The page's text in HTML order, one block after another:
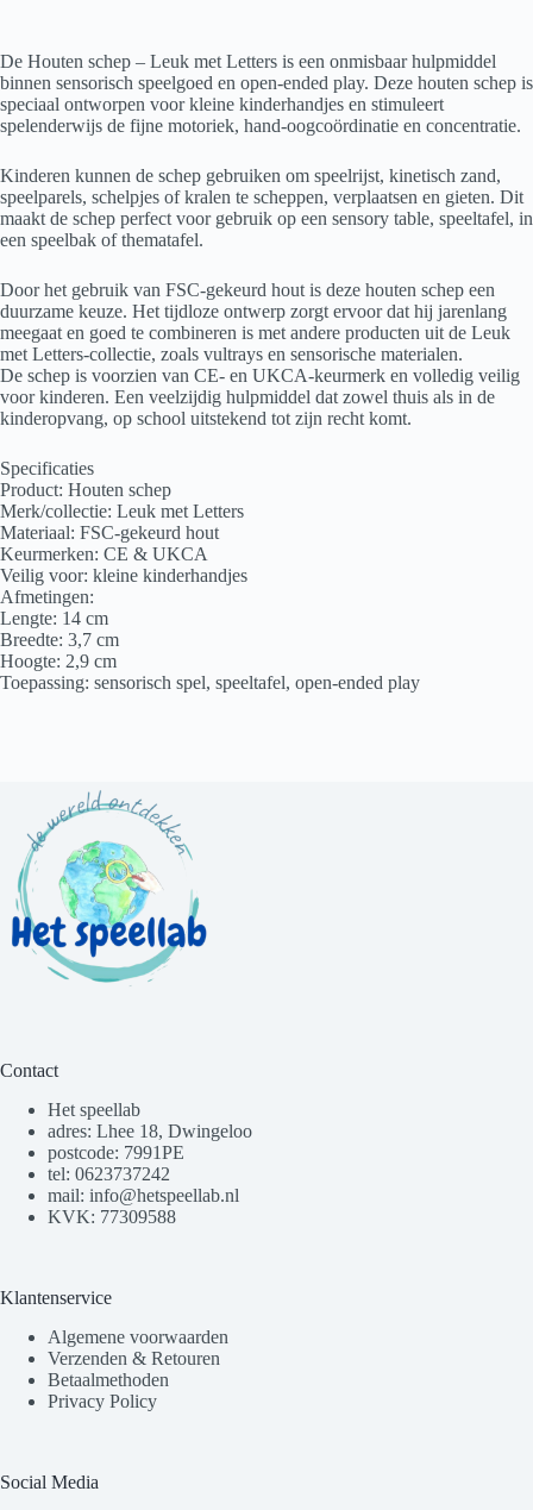
De Houten schep – Leuk met Letters is een onmisbaar hulpmiddel
binnen sensorisch speelgoed en open-ended play. Deze houten schep is
speciaal ontworpen voor kleine kinderhandjes en stimuleert
spelenderwijs de fijne motoriek, hand-oogcoördinatie en concentratie.
Kinderen kunnen de schep gebruiken om speelrijst, kinetisch zand,
speelparels, schelpjes of kralen te scheppen, verplaatsen en gieten. Dit
maakt de schep perfect voor gebruik op een sensory table, speeltafel, in
een speelbak of thematafel.
Door het gebruik van FSC-gekeurd hout is deze houten schep een
duurzame keuze. Het tijdloze ontwerp zorgt ervoor dat hij jarenlang
meegaat en goed te combineren is met andere producten uit de Leuk
met Letters-collectie, zoals vultrays en sensorische materialen.
De schep is voorzien van CE- en UKCA-keurmerk en volledig veilig
voor kinderen. Een veelzijdig hulpmiddel dat zowel thuis als in de
kinderopvang, op school uitstekend tot zijn recht komt.
Specificaties
Product: Houten schep
Merk/collectie: Leuk met Letters
Materiaal: FSC-gekeurd hout
Keurmerken: CE & UKCA
Veilig voor: kleine kinderhandjes
Afmetingen:
Lengte: 14 cm
Breedte: 3,7 cm
Hoogte: 2,9 cm
Toepassing: sensorisch spel, speeltafel, open-ended play
Contact
Het speellab
adres: Lhee 18, Dwingeloo
postcode: 7991PE
tel: 0623737242
mail: info@hetspeellab.nl
KVK: 77309588
Klantenservice
Algemene voorwaarden
Verzenden & Retouren
Betaalmethoden
Privacy Policy
Social Media